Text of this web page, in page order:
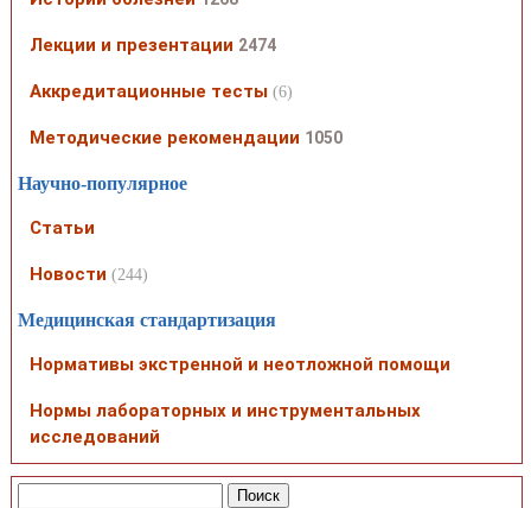
Лекции и презентации 2474
Аккредитационные тесты (6)
Методические рекомендации 1050
Научно-популярное
Статьи
Новости (244)
Медицинская стандартизация
Нормативы экстренной и неотложной помощи
Нормы лабораторных и инструментальных
исследований